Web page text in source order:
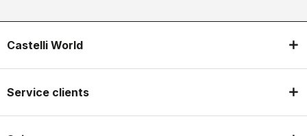
Castelli World
Service clients